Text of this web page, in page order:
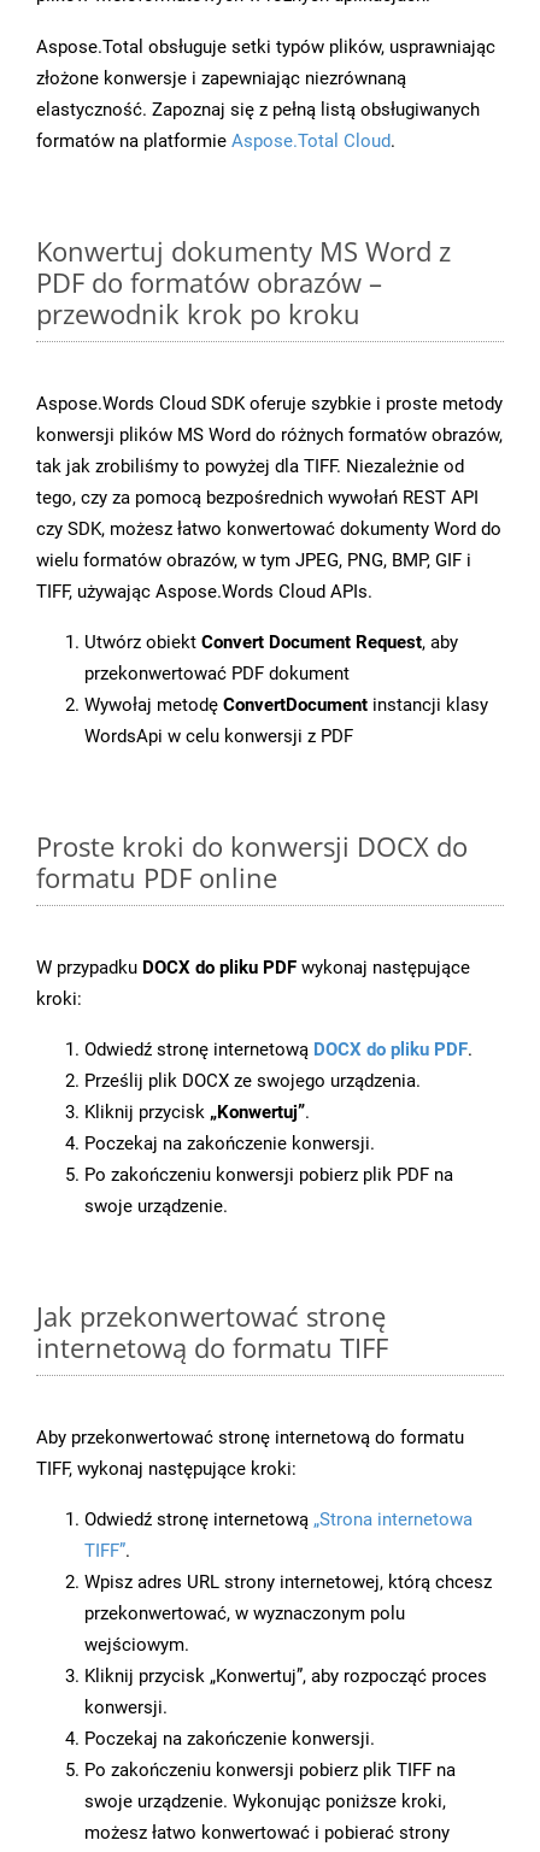
Aspose.Total obsługuje setki typów plików, usprawniając
złożone konwersje i zapewniając niezrównaną
elastyczność. Zapoznaj się z pełną listą obsługiwanych
formatów na platformie Aspose.Total Cloud.
Konwertuj dokumenty MS Word z
PDF do formatów obrazów –
przewodnik krok po kroku
Aspose.Words Cloud SDK oferuje szybkie i proste metody
konwersji plików MS Word do różnych formatów obrazów,
tak jak zrobiliśmy to powyżej dla TIFF. Niezależnie od
tego, czy za pomocą bezpośrednich wywołań REST API
czy SDK, możesz łatwo konwertować dokumenty Word do
wielu formatów obrazów, w tym JPEG, PNG, BMP, GIF i
TIFF, używając Aspose.Words Cloud APIs.
Utwórz obiekt Convert Document Request, aby
przekonwertować PDF dokument
Wywołaj metodę ConvertDocument instancji klasy
WordsApi w celu konwersji z PDF
Proste kroki do konwersji DOCX do
formatu PDF online
W przypadku DOCX do pliku PDF wykonaj następujące
kroki:
Odwiedź stronę internetową DOCX do pliku PDF.
Prześlij plik DOCX ze swojego urządzenia.
Kliknij przycisk „Konwertuj”.
Poczekaj na zakończenie konwersji.
Po zakończeniu konwersji pobierz plik PDF na
swoje urządzenie.
Jak przekonwertować stronę
internetową do formatu TIFF
Aby przekonwertować stronę internetową do formatu
TIFF, wykonaj następujące kroki:
Odwiedź stronę internetową „Strona internetowa
TIFF”.
Wpisz adres URL strony internetowej, którą chcesz
przekonwertować, w wyznaczonym polu
wejściowym.
Kliknij przycisk „Konwertuj”, aby rozpocząć proces
konwersji.
Poczekaj na zakończenie konwersji.
Po zakończeniu konwersji pobierz plik TIFF na
swoje urządzenie. Wykonując poniższe kroki,
możesz łatwo konwertować i pobierać strony